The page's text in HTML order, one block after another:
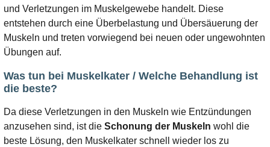
und Verletzungen im Muskelgewebe handelt. Diese
entstehen durch eine Überbelastung und Übersäuerung der
Muskeln und treten vorwiegend bei neuen oder ungewohnten
Übungen auf.
Was tun bei Muskelkater / Welche Behandlung ist
die beste?
Da diese Verletzungen in den Muskeln wie Entzündungen
anzusehen sind, ist dieSchonung der Muskeln wohl die
beste Lösung, den Muskelkater schnell wieder los zu